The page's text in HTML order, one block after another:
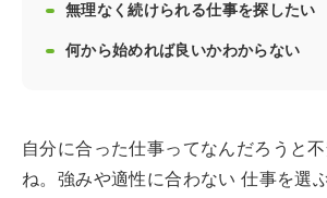
無理なく続けられる仕事を探したい
何から始めれば良いかわからない
自分に合った仕事ってなんだろうと
ね。強みや適性に合わない 仕事を選